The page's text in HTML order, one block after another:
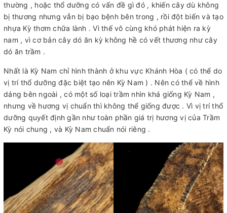
thường , hoặc thổ dưỡng có vấn đề gì đó , khiến cây dù không
bị thương nhưng vẫn bị bạo bệnh bên trong , rồi đột biến và tạo
nhựa Kỳ thơm chữa lành . Vì thế vô cùng khó phát hiện ra kỳ
nam , vì cơ bản cây dó ăn kỳ không hề có vết thương như cây
dó ăn trầm .
Nhất là Kỳ Nam chỉ hình thành ở khu vực Khánh Hòa ( có thể do
vị trí thổ dưỡng đặc biệt tạo nên Kỳ Nam ) . Nên có thể về hình
dáng bên ngoài , có một số loại trầm nhìn khá giống Kỳ Nam ,
nhưng về hương vị chuẩn thì không thể giống được . Vì vị trí thổ
dưỡng quyết định gần như toàn phần giá trị hương vị của Trầm
Kỳ nói chung , và Kỳ Nam chuẩn nói riêng .